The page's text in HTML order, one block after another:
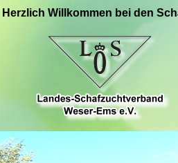
Herzlich Willkommen bei den